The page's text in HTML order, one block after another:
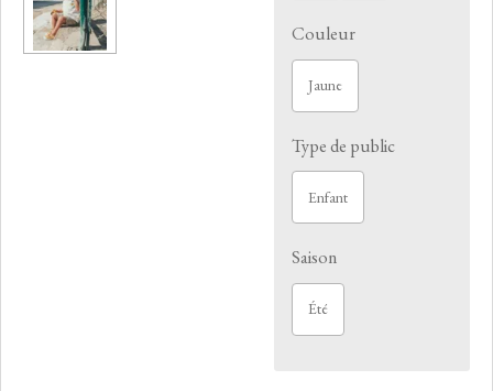
Couleur
Jaune
Type de public
Enfant
Saison
Été